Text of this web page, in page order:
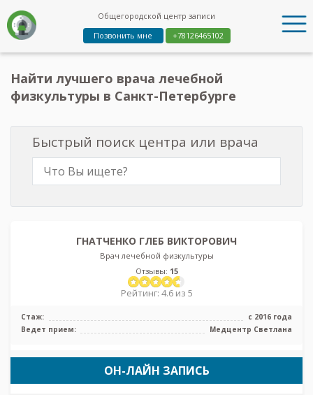
Общегородской центр записи
Позвонить мне
+78126465102
Найти лучшего врача лечебной
физкультуры в Санкт-Петербурге
Быстрый поиск центра или врача
ГНАТЧЕНКО ГЛЕБ ВИКТОРОВИЧ
Врач лечебной физкультуры
Отзывы: 15
Рейтинг: 4.6 из 5
Стаж:
с 2016 года
Ведет прием:
Медцентр Светлана
ОН-ЛАЙН ЗАПИСЬ